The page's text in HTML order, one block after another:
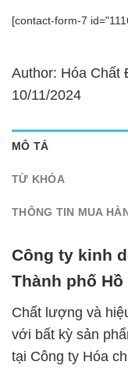
[contact-form-7
Author: Hóa Chất
10/11/2024
MÔ TẢ
TỪ KHÓA
THÔNG TIN MUA
Công ty kinh
Thành phố Hồ
Chất lượng và
với bất kỳ sản
tại Công ty Hóa